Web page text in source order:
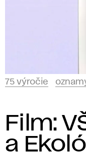
75 výročie
Film:
a